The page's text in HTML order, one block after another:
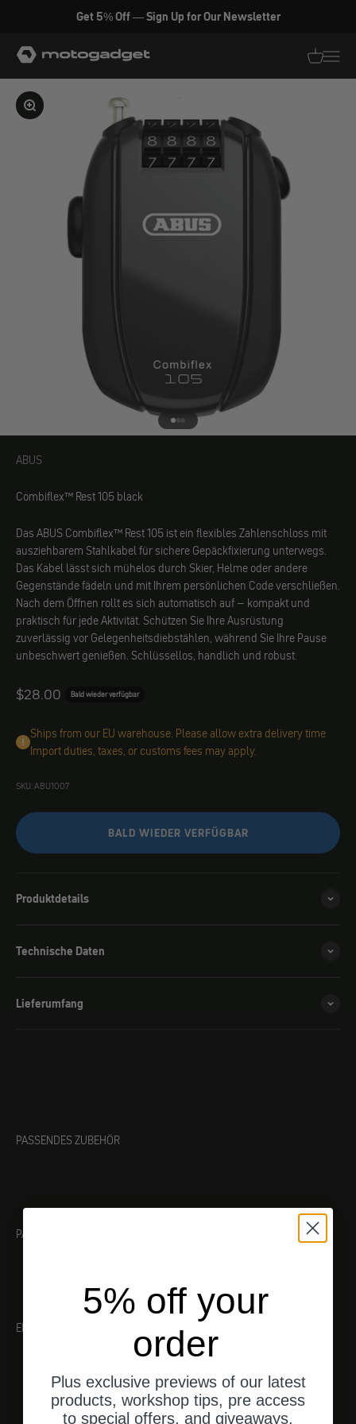
Zum Inhalt springen
Get 5% Off — Sign Up for Our Newsletter
motogadget GmbH
Bild vergrößern
Gehe zu Element 1
Gehe zu Element 2
Gehe zu Element 3
ABUS
ABUS
Combiflex™ Rest 105 black
Das ABUS Combiflex™ Rest 105 ist ein flexibles Zahlenschloss mit
ausziehbarem Stahlkabel für sichere Gepäckfixierung unterwegs.
Das Kabel lässt sich mühelos durch Skier, Helme oder andere
Gegenstände fädeln und mit Ihrem persönlichen Code verschließen.
Nach dem Öffnen rollt es sich automatisch auf – kompakt und
praktisch für jede Aktivität. Schützen Sie Ihre Ausrüstung
zuverlässig vor Gelegenheitsdiebstählen, während Sie Ihre Pause
unbeschwert genießen. Schlüssellos, handlich und robust.
Angebot
$28.00 Bald wieder verfügbar
Ships from our EU warehouse. Please allow extra delivery time
Import duties, taxes, or customs fees may apply.
SKU: ABU1007
BALD WIEDER VERFÜGBAR
Produktdetails
Technische Daten
Lieferumfang
PASSENDES ZUBEHÖR
PASSENDES WERKZEUG
EMPFEHLUNGEN
5% off your
order
Plus exclusive previews of our latest
products, workshop tips, pre access
to special offers, and giveaways.